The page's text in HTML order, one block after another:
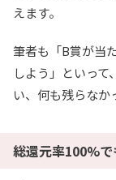
えます。
筆者も「B賞が当
しよう」といって
い、何も残らなか
総還元率100%